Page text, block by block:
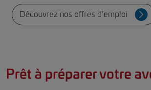
Découvrez nos offres d’emploi
Prêt à préparer votre